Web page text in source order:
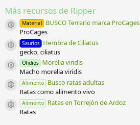
Más recursos de Ripper
Icono del recurso
Material
BUSCO Terrario marca ProCages
ProCages
Icono del recurso
Saurios Hembra de Ciliatus
gecko, ciliatus
Icono del recurso
Ofidios Morelia viridis
Macho morelia viridis
Icono del recurso
Alimento Busco ratas adultas
Ratas como alimento vivo
Icono del recurso
Alimento Ratas en Torrejón de Ardoz
Ratas